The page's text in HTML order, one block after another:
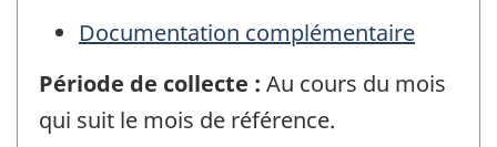
Documentation complémentaire
Période de collecte : Au cours du mois
qui suit le mois de référence.